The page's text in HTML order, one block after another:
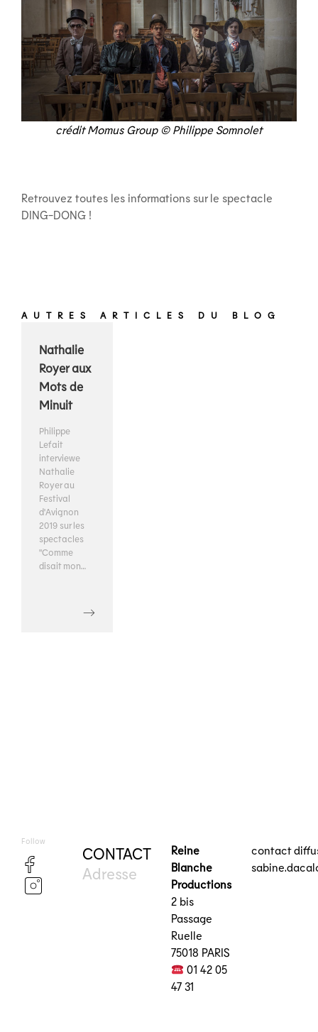
crédit Momus Group © Philippe Somnolet
Retrouvez toutes les informations sur le spectacle
DING-DONG !
AUTRES ARTICLES DU BLOG
Nathalie
Royer aux
Mots de
Minuit
Philippe
Lefait
interviewe
Nathalie
Royer au
Festival
d'Avignon
2019 sur les
spectacles
"Comme
disait mon…
Follow
CONTACT
Adresse
Reine
Blanche
Productions
2 bis
Passage
Ruelle
75018 PARIS
01 42 05
47 31
contact